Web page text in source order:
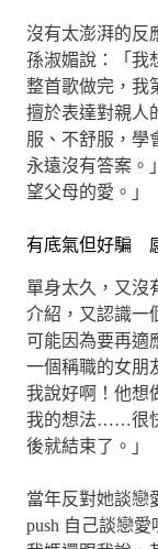
沒有太澎湃的反
孫淑媚說：「我
整首歌做完，我
擅於表達對親人
服、不舒服，學
永遠沒有答案。
望父母的愛。」
有底氣但好騙
單身太久，又沒
介紹，又認識一
可能因為要再適
一個稱職的女朋
我說好啊！他想
我的想法……很
後就結束了。」
當年反對她談戀
push 自己談戀